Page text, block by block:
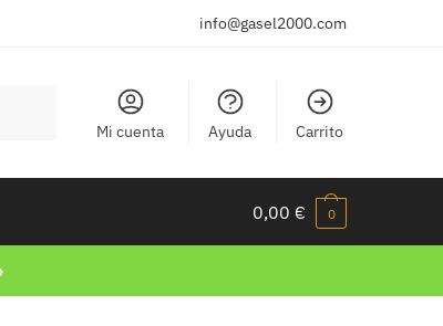
info@gasel2000.com
Mi cuenta Ayuda Carrito
0,00 € 0